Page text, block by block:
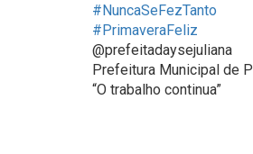
#NuncaSeFezTanto
#PrimaveraFeliz
@prefeitadaysejuliana
Prefeitura Municipal de
“O trabalho continua”